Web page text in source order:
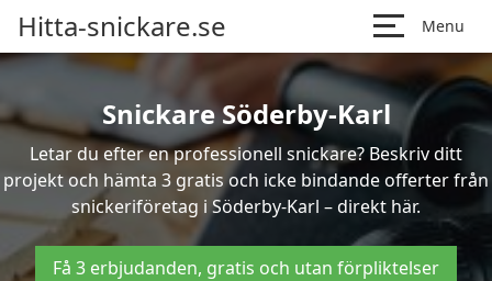
Hitta-snickare.se Menu
Snickare Söderby-Karl
Letar du efter en professionell snickare? Beskriv ditt
projekt och hämta 3 gratis och icke bindande offerter från
snickeriföretag i Söderby-Karl – direkt här.
Få 3 erbjudanden, gratis och utan förpliktelser